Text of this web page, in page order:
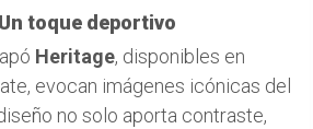
toque deportivo
Heritage, disponibles en
evocan imágenes icónicas del
no solo aporta contraste,